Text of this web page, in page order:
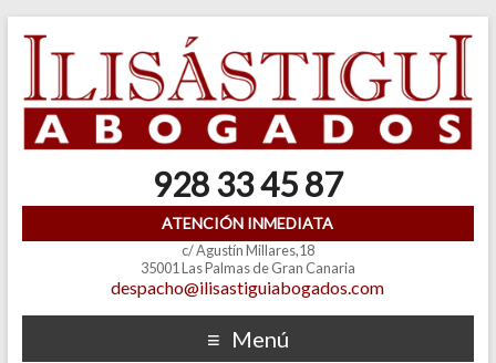
928 33 45 87
ATENCIÓN INMEDIATA
c/ Agustín Millares,18
35001 Las Palmas de Gran Canaria
despacho@ilisastiguiabogados.com
Menú